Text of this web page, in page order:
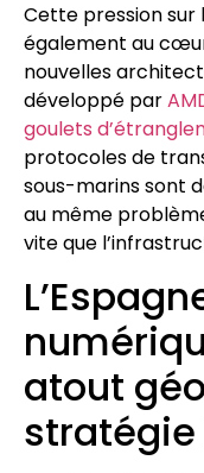
Cette pression sur
également au
nouvelles
développé par
goulets
protocoles de
sous-marins sont
au même
vite que
atout